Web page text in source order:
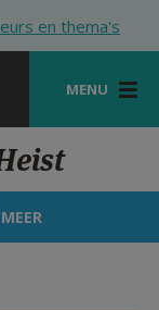
en thema's
MENU
MEER